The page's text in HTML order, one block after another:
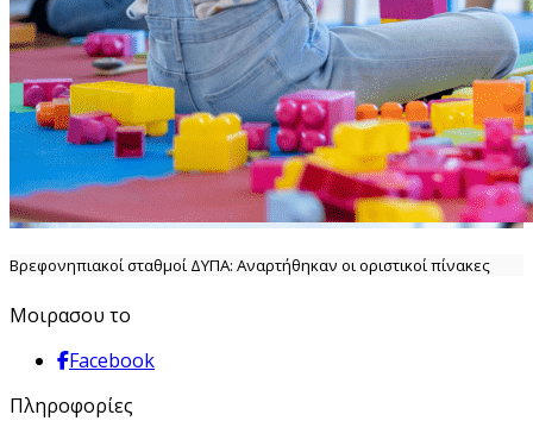
Βρεφονηπιακοί σταθμοί ΔΥΠΑ: Αναρτήθηκαν οι οριστικοί πίνακες
Μοιρασου το
Facebook
Πληροφορίες